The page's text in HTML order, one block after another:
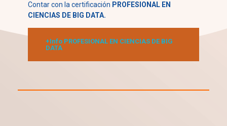
Contar con la certificación PROFESIONAL EN
CIENCIAS DE BIG DATA.
+Info PROFESIONAL EN CIENCIAS DE BIG
DATA